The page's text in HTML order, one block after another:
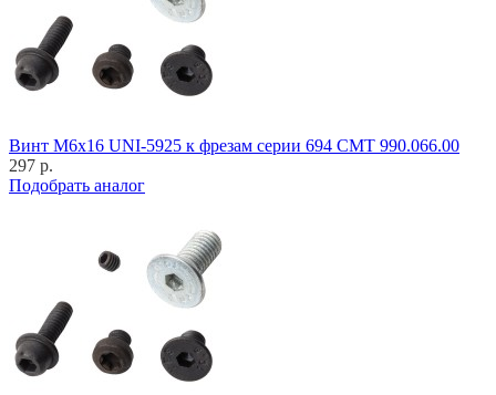
Винт M6x16 UNI-5925 к фрезам серии 694 CMT 990.066.00
297 р.
Подобрать аналог